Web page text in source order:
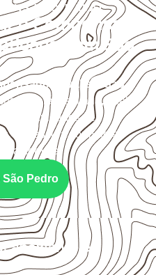
NAVAL
o Compensado
em São
Naval em São
será instalada, qual
quais cuidados de
Espessura, formato e
na compra.
Pedro
e